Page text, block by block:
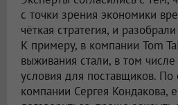
с точки зрения экономики
чёткая стратегия, и
К примеру, в компании Tom
выживания стали, в том
условия для поставщиков. По
компании Сергея Кондакова,